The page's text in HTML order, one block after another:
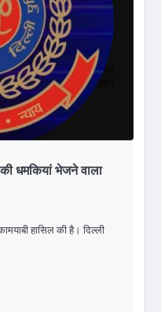
धमकियां भेजने वाला
हासिल की है। दिल्ली